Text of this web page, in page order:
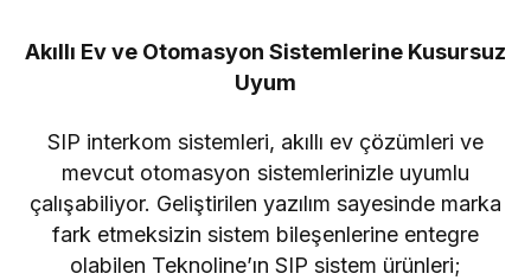
Akıllı Ev ve Otomasyon Sistemlerine Kusursuz
Uyum
SIP interkom sistemleri, akıllı ev çözümleri ve
mevcut otomasyon sistemlerinizle uyumlu
çalışabiliyor. Geliştirilen yazılım sayesinde marka
fark etmeksizin sistem bileşenlerine entegre
olabilen Teknoline’ın SIP sistem ürünleri;